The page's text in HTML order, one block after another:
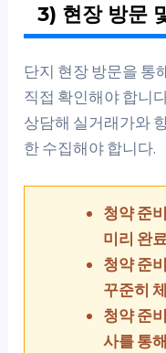
3) 현장 방문
단지 현장 방문을 통
직접 확인해야 합니
상담해 실거래가와
한 수집해야 합니다.
청약 준
미리 완
청약 준
꾸준히
청약 준
사를 통